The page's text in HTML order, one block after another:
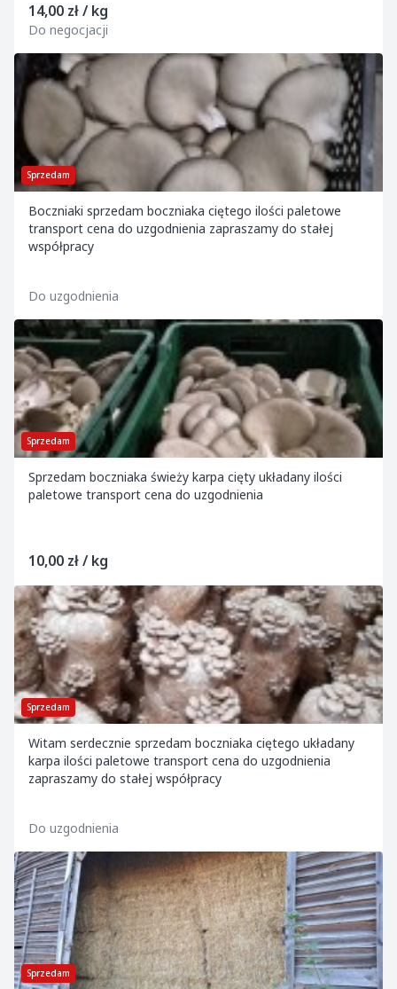
14,00 zł / kg
Do negocjacji
Sprzedam
Boczniaki sprzedam boczniaka ciętego ilości paletowe
transport cena do uzgodnienia zapraszamy do stałej
współpracy
Do uzgodnienia
Sprzedam
Sprzedam boczniaka świeży karpa cięty układany ilości
paletowe transport cena do uzgodnienia
10,00 zł / kg
Sprzedam
Witam serdecznie sprzedam boczniaka ciętego układany
karpa ilości paletowe transport cena do uzgodnienia
zapraszamy do stałej współpracy
Do uzgodnienia
Sprzedam